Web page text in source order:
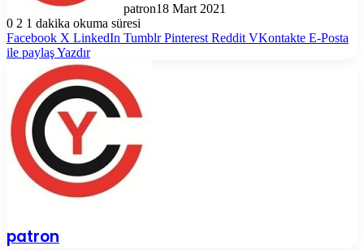
patron18 Mart 2021
0 2 1 dakika okuma süresi
Facebook X LinkedIn Tumblr Pinterest Reddit VKontakte E-Posta
ile paylaşYazdır
patron